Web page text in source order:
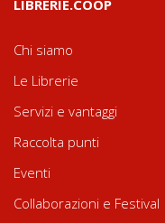
LIBRERIE.COOP
Chi siamo
Le Librerie
Servizi e vantaggi
Raccolta punti
Eventi
Collaborazioni e Festival